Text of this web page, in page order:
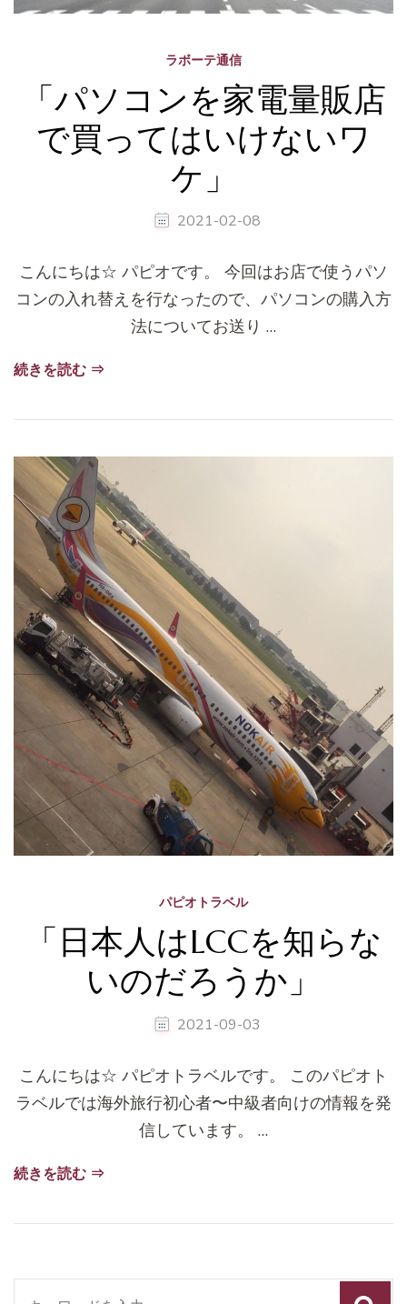
ラボーテ通信
「パソコンを家電量販店
で買ってはいけないワ
ケ」
2021-02-08
こんにちは☆ パピオです。 今回はお店で使うパソ
コンの入れ替えを行なったので、パソコンの購入方
法についてお送り …
続きを読む ⇒
パピオトラベル
「日本人はLCCを知らな
いのだろうか」
2021-09-03
こんにちは☆ パピオトラベルです。 このパピオト
ラベルでは海外旅行初心者〜中級者向けの情報を発
信しています。 …
続きを読む ⇒